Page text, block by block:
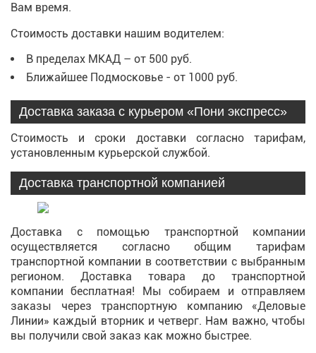
Вам время.
Стоимость доставки нашим водителем:
В пределах МКАД – от 500 руб.
Ближайшее Подмосковье - от 1000 руб.
Доставка заказа с курьером «Пони экспресс»
Стоимость и сроки доставки согласно тарифам,
установленным курьерской службой.
Доставка транспортной компанией
Доставка с помощью транспортной компании
осуществляется согласно общим тарифам
транспортной компании в соответствии с выбранным
регионом. Доставка товара до транспортной
компании бесплатная! Мы собираем и отправляем
заказы через транспортную компанию «Деловые
Линии» каждый вторник и четверг. Нам важно, чтобы
вы получили свой заказ как можно быстрее.